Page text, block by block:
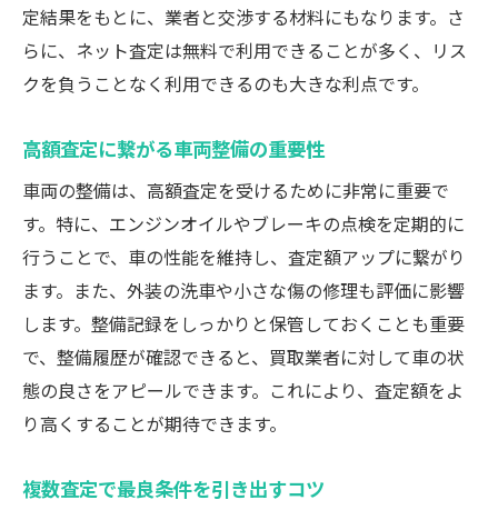
定結果をもとに、業者と交渉する材料にもなります。さ
らに、ネット査定は無料で利用できることが多く、リス
クを負うことなく利用できるのも大きな利点です。
高額査定に繋がる車両整備の重要性
車両の整備は、高額査定を受けるために非常に重要で
す。特に、エンジンオイルやブレーキの点検を定期的に
行うことで、車の性能を維持し、査定額アップに繋がり
ます。また、外装の洗車や小さな傷の修理も評価に影響
します。整備記録をしっかりと保管しておくことも重要
で、整備履歴が確認できると、買取業者に対して車の状
態の良さをアピールできます。これにより、査定額をよ
り高くすることが期待できます。
複数査定で最良条件を引き出すコツ